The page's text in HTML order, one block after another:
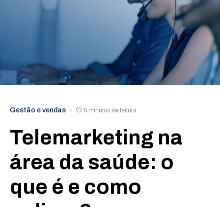
Gestão e vendas 5 minutos de leitura
Telemarketing na
área da saúde: o
que é e como